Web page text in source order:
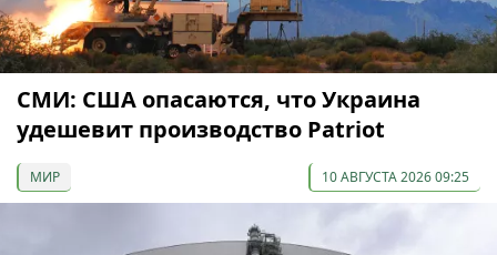
СМИ: США опасаются, что Украина
удешевит производство Patriot
МИР 10 АВГУСТА 2026 09:25